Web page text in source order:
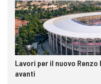
Lavori per il nuovo
avanti